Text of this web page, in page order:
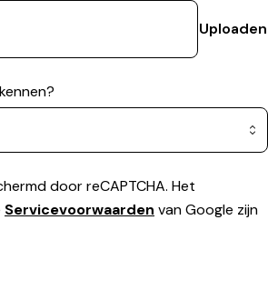
Uploaden
door reCAPTCHA. Het
Servicevoorwaarden van Google zijn